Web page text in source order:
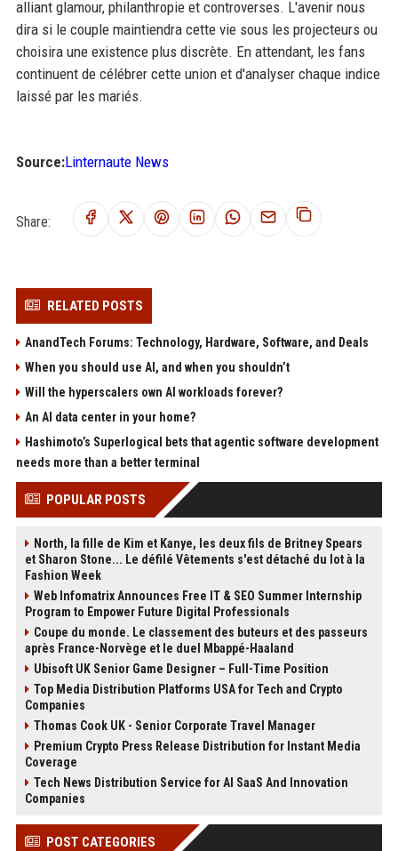
alliant glamour, philanthropie et controverses. L'avenir nous
dira si le couple maintiendra cette vie sous les projecteurs ou
choisira une existence plus discrète. En attendant, les fans
continuent de célébrer cette union et d'analyser chaque indice
laissé par les mariés.
Source:Linternaute News
Share:
RELATED POSTS
AnandTech Forums: Technology, Hardware, Software, and Deals
When you should use AI, and when you shouldn’t
Will the hyperscalers own AI workloads forever?
An AI data center in your home?
Hashimoto’s Superlogical bets that agentic software development
needs more than a better terminal
POPULAR POSTS
North, la fille de Kim et Kanye, les deux fils de Britney Spears
et Sharon Stone... Le défilé Vêtements s'est détaché du lot à la
Fashion Week
Web Infomatrix Announces Free IT & SEO Summer Internship
Program to Empower Future Digital Professionals
Coupe du monde. Le classement des buteurs et des passeurs
après France-Norvège et le duel Mbappé-Haaland
Ubisoft UK Senior Game Designer – Full-Time Position
Top Media Distribution Platforms USA for Tech and Crypto
Companies
Thomas Cook UK - Senior Corporate Travel Manager
Premium Crypto Press Release Distribution for Instant Media
Coverage
Tech News Distribution Service for AI SaaS And Innovation
Companies
POST CATEGORIES